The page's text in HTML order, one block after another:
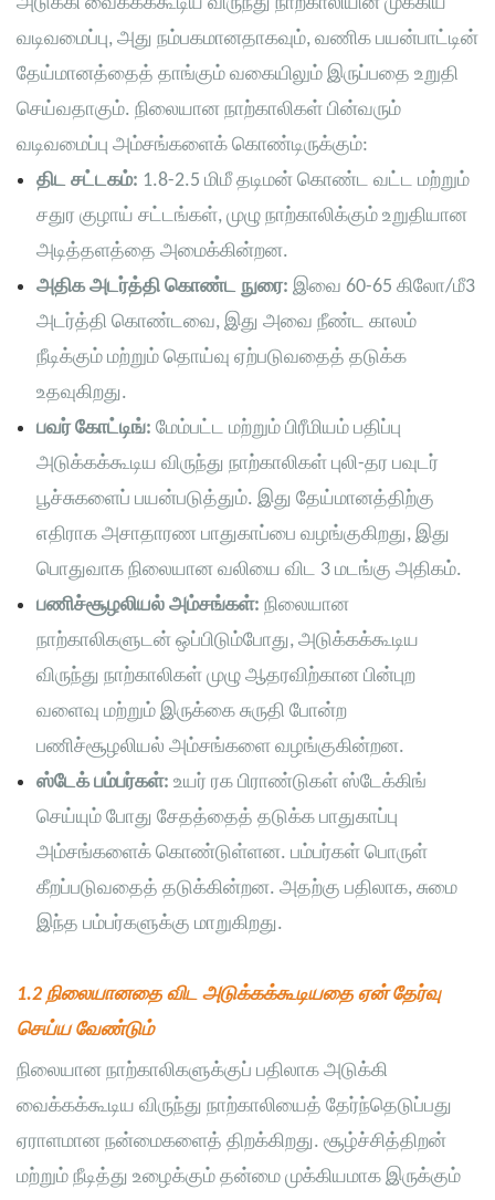
வடிவமைப்பு, அது நம்பகமானதாகவும், வணிக பயன்பாட்டின்
தேய்மானத்தைத் தாங்கும் வகையிலும் இருப்பதை உறுதி
செய்வதாகும். நிலையான நாற்காலிகள் பின்வரும்
வடிவமைப்பு அம்சங்களைக் கொண்டிருக்கும்:
திட சட்டகம்: 1.8-2.5 மிமீ தடிமன் கொண்ட வட்ட மற்றும்
சதுர குழாய் சட்டங்கள், முழு நாற்காலிக்கும் உறுதியான
அடித்தளத்தை அமைக்கின்றன.
அதிக அடர்த்தி கொண்ட நுரை: இவை 60-65 கிலோ/மீ3
அடர்த்தி கொண்டவை, இது அவை நீண்ட காலம்
நீடிக்கும் மற்றும் தொய்வு ஏற்படுவதைத் தடுக்க
உதவுகிறது.
பவர் கோட்டிங்: மேம்பட்ட மற்றும் பிரீமியம் பதிப்பு
அடுக்கக்கூடிய விருந்து நாற்காலிகள் புலி-தர பவுடர்
பூச்சுகளைப் பயன்படுத்தும். இது தேய்மானத்திற்கு
எதிராக அசாதாரண பாதுகாப்பை வழங்குகிறது, இது
பொதுவாக நிலையான வலியை விட 3 மடங்கு அதிகம்.
பணிச்சூழலியல் அம்சங்கள்: நிலையான
நாற்காலிகளுடன் ஒப்பிடும்போது, ​​அடுக்கக்கூடிய
விருந்து நாற்காலிகள் முழு ஆதரவிற்கான பின்புற
வளைவு மற்றும் இருக்கை சுருதி போன்ற
பணிச்சூழலியல் அம்சங்களை வழங்குகின்றன.
ஸ்டேக் பம்பர்கள்: உயர் ரக பிராண்டுகள் ஸ்டேக்கிங்
செய்யும் போது சேதத்தைத் தடுக்க பாதுகாப்பு
அம்சங்களைக் கொண்டுள்ளன. பம்பர்கள் பொருள்
கீறப்படுவதைத் தடுக்கின்றன. அதற்கு பதிலாக, சுமை
இந்த பம்பர்களுக்கு மாறுகிறது.
1.2 நிலையானதை விட அடுக்கக்கூடியதை ஏன் தேர்வு
செய்ய வேண்டும்
நிலையான நாற்காலிகளுக்குப் பதிலாக அடுக்கி
வைக்கக்கூடிய விருந்து நாற்காலியைத் தேர்ந்தெடுப்பது
ஏராளமான நன்மைகளைத் திறக்கிறது. சூழ்ச்சித்திறன்
மற்றும் நீடித்து உழைக்கும் தன்மை முக்கியமாக இருக்கும்